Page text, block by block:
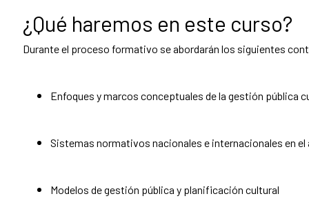
¿Qué haremos en este curso?
Durante el proceso formativo se abordarán los siguientes
Enfoques y marcos conceptuales de la gestión pública
Sistemas normativos nacionales e internacionales en
Modelos de gestión pública y planificación cultural